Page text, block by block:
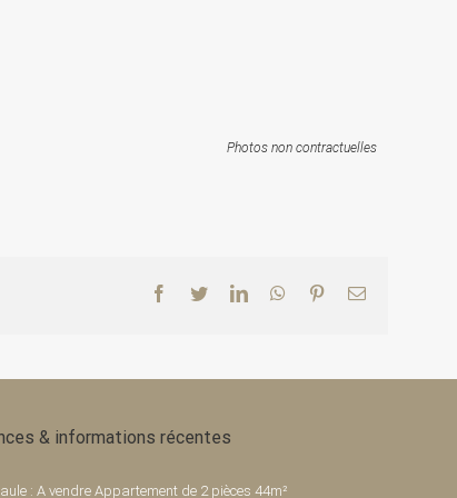
Photos non contractuelles
Facebook
TwitterLinkedInWhatsApp
PinterestEmail
& informations récentes
: A vendre Appartement de 2 pièces 44m²